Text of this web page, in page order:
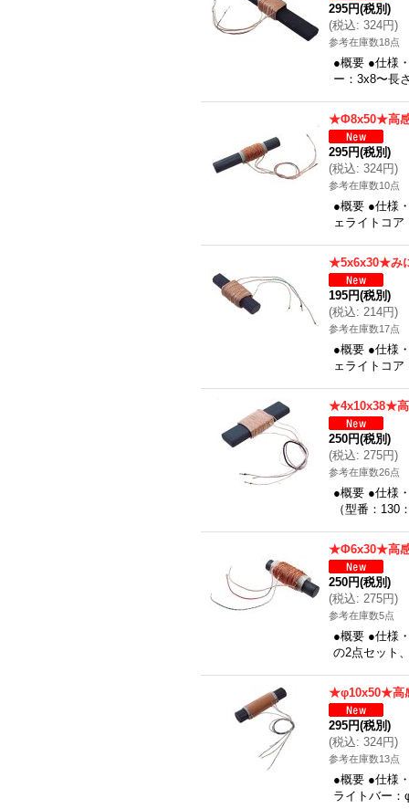
295円(税別)
(税込: 324円)
参考在庫数18点
●概要 ●仕様
ー：3x8〜長
★Φ8x50★高
295円(税別)
(税込: 324円)
参考在庫数10点
●概要 ●仕様
ェライトコ
★5x6x30★み
195円(税別)
(税込: 214円)
参考在庫数17点
●概要 ●仕様
ェライトコ
★4x10x38★高
250円(税別)
(税込: 275円)
参考在庫数26点
●概要 ●仕様
（型番：
★Φ6x30★高
250円(税別)
(税込: 275円)
参考在庫数5点
●概要 ●仕様
の2点セット
★φ10x50★高
295円(税別)
(税込: 324円)
参考在庫数13点
●概要 ●仕様
ライトバー